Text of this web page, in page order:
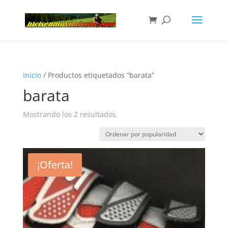
Inicio/ Productos etiquetados “barata”
barata
Mostrando los 2 resultados
¡Oferta!